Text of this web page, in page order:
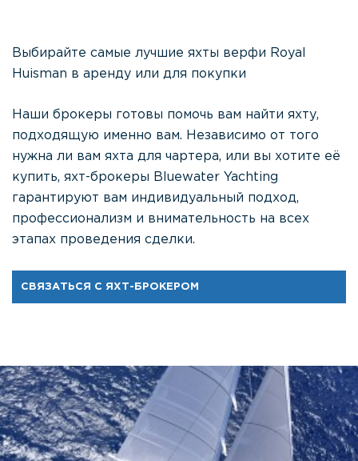
Выбирайте самые лучшие яхты верфи Royal
Huisman в аренду или для покупки
Наши брокеры готовы помочь вам найти яхту,
подходящую именно вам. Независимо от того
нужна ли вам яхта для чартера, или вы хотите её
купить, яхт-брокеры Bluewater Yachting
гарантируют вам индивидуальный подход,
профессионализм и внимательность на всех
этапах проведения сделки.
СВЯЗАТЬСЯ С ЯХТ-БРОКЕРОМ